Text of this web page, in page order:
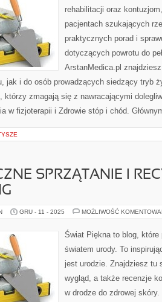
rehabilitacji oraz
pacjentach szukających
praktycznych porad i
dotyczących powrotu do
ArstanMedica.pl
jak i do osób prowadzących siedzący tryb
którzy zmagają się z nawracającymi
w fizjoterapii i Zdrowie stóp i chód.
SPRZĄTANIE I
GRU - 11 - 2025 MOŻLIWOŚĆ
Świat Piękna to blog, które
światem urody. To
jest urodzie. Znajdziesz tu
wygląd, a także recenzje
w drodze do zdrowej